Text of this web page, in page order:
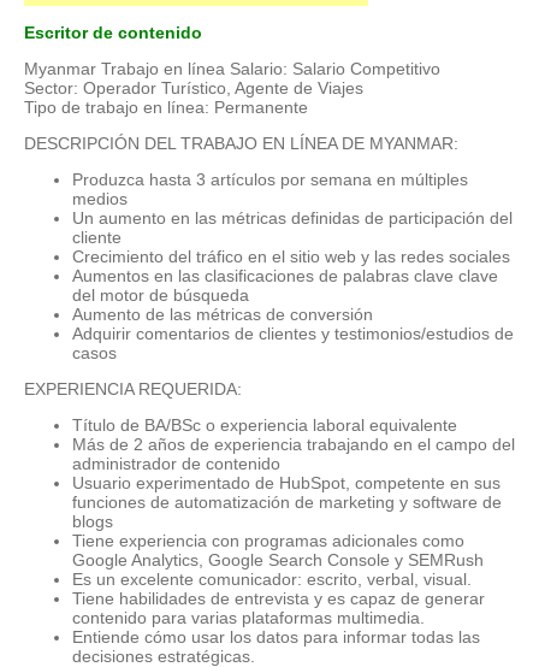
Escritor de contenido
Myanmar Trabajo en línea Salario: Salario Competitivo
Sector: Operador Turístico, Agente de Viajes
Tipo de trabajo en línea: Permanente
DESCRIPCIÓN DEL TRABAJO EN LÍNEA DE MYANMAR:
Produzca hasta 3 artículos por semana en múltiples
medios
Un aumento en las métricas definidas de participación del
cliente
Crecimiento del tráfico en el sitio web y las redes sociales
Aumentos en las clasificaciones de palabras clave clave
del motor de búsqueda
Aumento de las métricas de conversión
Adquirir comentarios de clientes y testimonios/estudios de
casos
EXPERIENCIA REQUERIDA:
Título de BA/BSc o experiencia laboral equivalente
Más de 2 años de experiencia trabajando en el campo del
administrador de contenido
Usuario experimentado de HubSpot, competente en sus
funciones de automatización de marketing y software de
blogs
Tiene experiencia con programas adicionales como
Google Analytics, Google Search Console y SEMRush
Es un excelente comunicador: escrito, verbal, visual.
Tiene habilidades de entrevista y es capaz de generar
contenido para varias plataformas multimedia.
Entiende cómo usar los datos para informar todas las
decisiones estratégicas.